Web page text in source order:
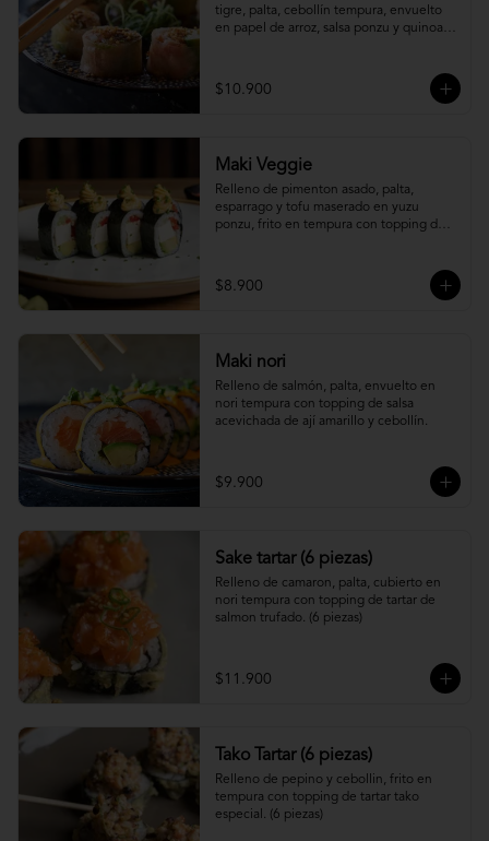
tigre, palta, cebollín tempura, envuelto
en papel de arroz, salsa ponzu y quinoa
$10.900
Maki Veggie
Relleno de pimenton asado, palta,
esparrago y tofu maserado en yuzu
ponzu, frito en tempura con topping de
$8.900
Maki nori
Relleno de salmón, palta, envuelto en
nori tempura con topping de salsa
acevichada de ají amarillo y cebollín.
$9.900
Sake tartar (6 piezas)
Relleno de camaron, palta, cubierto en
nori tempura con topping de tartar de
salmon trufado. (6 piezas)
$11.900
Tako Tartar (6 piezas)
Relleno de pepino y cebollin, frito en
tempura con topping de tartar tako
especial. (6 piezas)